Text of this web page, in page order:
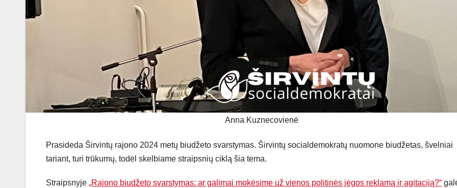
Anna Kuznecovienė
Prasideda Širvintų rajono 2024 metų biudžeto svarstymas. Širvintų socialdemokratų nuomone biudžetas, švelniai
tariant, turi trūkumų, todėl skelbiame straipsnių ciklą šia tema.
Straipsnyje „Rajono biudžeto svarstymas: ar galimai mokėsime už vienos politinės jėgos reklamą ir agitaciją?“